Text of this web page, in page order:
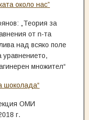
около нас”
„Теория за
от n-та
над всяко поле
уравнението,
множител“
шоколада“
ОМИ
г.